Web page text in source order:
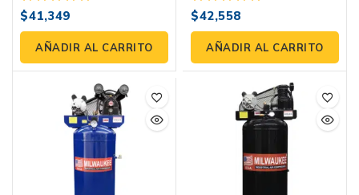
Para Su Negocio
0
fuera
5
$41,349
AÑADIR AL CARRITO
0
fuera
5
$42,558
AÑADIR AL CARRITO